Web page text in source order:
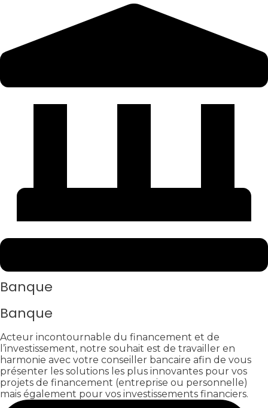
Banque
Banque
Acteur incontournable du financement et de
l’investissement, notre souhait est de travailler en
harmonie avec votre conseiller bancaire afin de vous
présenter les solutions les plus innovantes pour vos
projets de financement (entreprise ou personnelle)
mais également pour vos investissements financiers.